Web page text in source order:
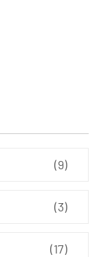
(9)
(3)
(17)